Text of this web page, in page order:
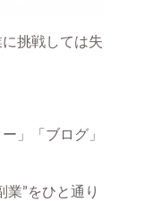
挑戦しては失
」「ブログ」
業”をひと通り